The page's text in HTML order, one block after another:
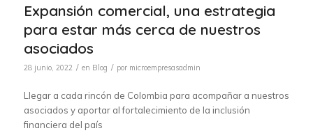
Expansión comercial, una estrategia
para estar más cerca de nuestros
asociados
28 junio, 2022 / en Blog / por microempresasadmin
Llegar a cada rincón de Colombia para acompañar a nuestros
asociados y aportar al fortalecimiento de la inclusión
financiera del país